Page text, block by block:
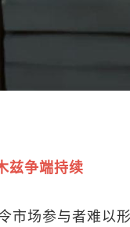
兹争端持续
场参与者难以